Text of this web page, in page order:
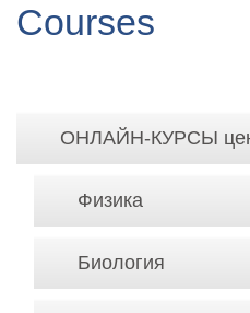
Courses
ОНЛАЙН-КУРСЫ
Физика
Биология